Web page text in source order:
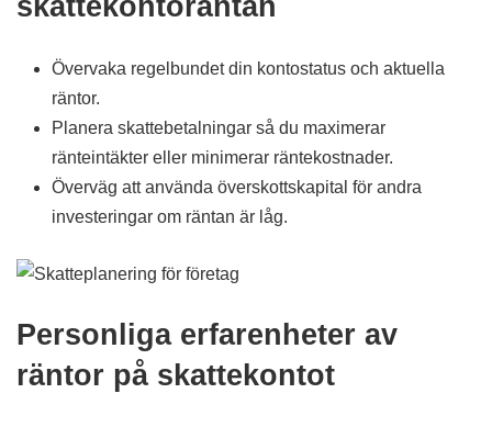
Övervaka regelbundet din kontostatus och aktuella
räntor.
Planera skattebetalningar så du maximerar
ränteintäkter eller minimerar räntekostnader.
Överväg att använda överskottskapital för andra
investeringar om räntan är låg.
Personliga erfarenheter av
räntor på skattekontot